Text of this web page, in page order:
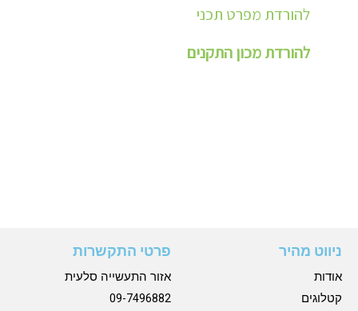
להורדת מפרט תכני
להורדת מכון התקנים
ניווט מהיר
אודות
קטלוגים
פרטי התקשרות
אזור התעשייה סלעית
09-7496882